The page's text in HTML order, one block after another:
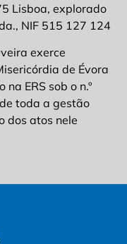
Lisboa, explorado
NIF 515 127 124
exerce
de Évora
ERS sob o n.º
toda a gestão
dos atos nele